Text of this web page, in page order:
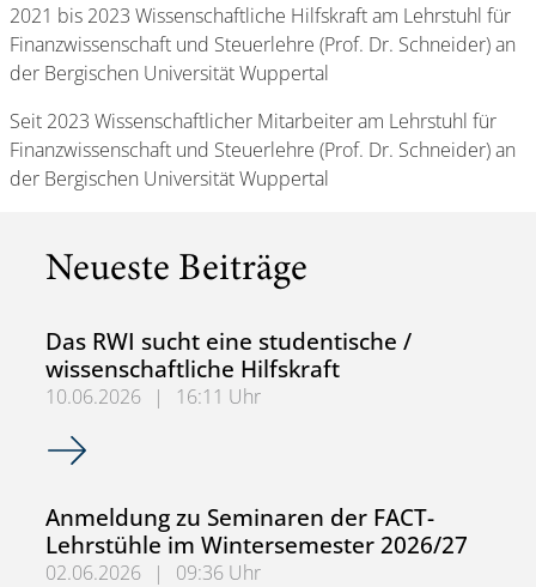
2021 bis 2023 Wissenschaftliche Hilfskraft am Lehrstuhl für
Finanzwissenschaft und Steuerlehre (Prof. Dr. Schneider) an
der Bergischen Universität Wuppertal
Seit 2023 Wissenschaftlicher Mitarbeiter am Lehrstuhl für
Finanzwissenschaft und Steuerlehre (Prof. Dr. Schneider) an
der Bergischen Universität Wuppertal
Neueste Beiträge
Das RWI sucht eine studentische /
wissenschaftliche Hilfskraft
10.06.2026 |
16:11 Uhr
Das RWI sucht eine studentische / wissenschaftliche
Anmeldung zu Seminaren der FACT-
Lehrstühle im Wintersemester 2026/27
02.06.2026 |
09:36 Uhr